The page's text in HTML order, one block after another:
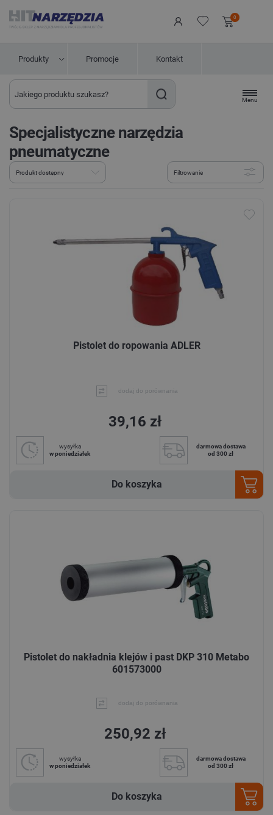
0
Produkty Promocje Kontakt
Menu
Specjalistyczne narzędzia
pneumatyczne
Filtrowanie
Pistolet do ropowania ADLER
dodaj do porównania
39,16 zł
wysyłka
w poniedziałek
darmowa dostawa
od 300 zł
Do koszyka
Pistolet do nakładnia klejów i past DKP 310 Metabo
601573000
dodaj do porównania
250,92 zł
wysyłka
w poniedziałek
darmowa dostawa
od 300 zł
Do koszyka